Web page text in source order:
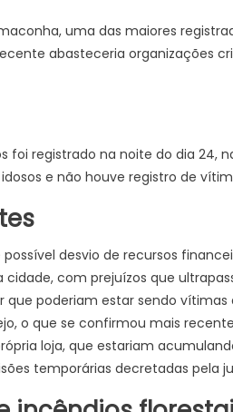
uma das maiores
abasteceria organizações
foi registrado na noite do dia 24,
e não houve registro de
desvio de recursos
com prejuízos que
poderiam estar sendo vítimas
o que se confirmou mais
loja, que estariam
temporárias decretadas pela